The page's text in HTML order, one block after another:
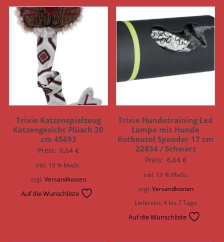
Trixie Katzenspielzeug
Katzengesicht Plüsch 20
cm 45693
Preis: 6,64€
inkl. 19 % MwSt.
zzgl.Versandkosten
Auf die Wunschliste
Trixie Hundetraining Led
Lampe mit Hunde
Kotbeutel Spender 17 cm
22834 / Schwarz
Preis: 6,64 €
inkl. 19 % MwSt.
zzgl. Versandkosten
Lieferzeit:4 bis 7 Tage
Auf die Wunschliste